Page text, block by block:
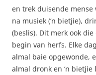
en trek duisende
na musiek (‘n bietjie),
(beslis). Dit merk ook
begin van herfs. Elke
almal baie opgewonde,
almal dronk en ‘n